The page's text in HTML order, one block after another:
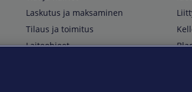
Laskutus ja maksaminen
Tilaus ja toimitus
Laiteohjeet